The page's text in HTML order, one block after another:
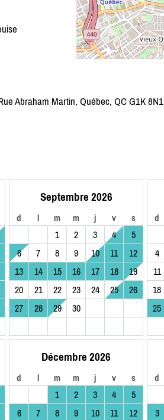
Abraham Martin, Québec, QC G1K 8N1
Septembre 2026
d l m m j v s
1 2 3 4
5
6
7 8 9 10 11
12
13
14 15 16 17 18
19
20
21 22 23 24 25
26
27
28 29 30
d
4
11
18
25
Décembre 2026
d l m m j v s
1 2 3 4
5
6
7 8 9 10 11
12
d
3